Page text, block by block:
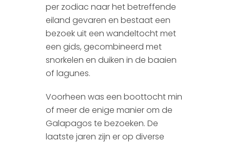
per zodiac naar het betreffende
eiland gevaren en bestaat een
bezoek uit een wandeltocht met
een gids, gecombineerd met
snorkelen en duiken in de baaien
of lagunes.
Voorheen was een boottocht min
of meer de enige manier om de
Galapagos te bezoeken. De
laatste jaren zijn er op diverse